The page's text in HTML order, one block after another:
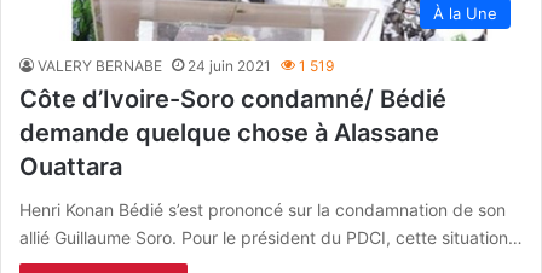
À la Une
VALERY BERNABE 24 juin 2021 1 519
Côte d’Ivoire-Soro condamné/ Bédié
demande quelque chose à Alassane
Ouattara
Henri Konan Bédié s’est prononcé sur la condamnation de son
allié Guillaume Soro. Pour le président du PDCI, cette situation…